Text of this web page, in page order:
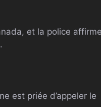
et la police affirme
est priée d’appeler le